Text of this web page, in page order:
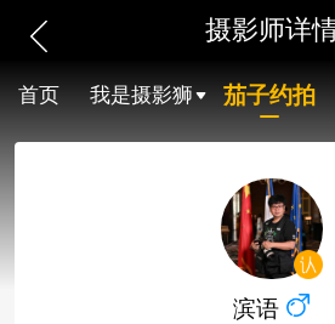
摄影师详
首页 我是摄影狮 茄子约拍
滨语